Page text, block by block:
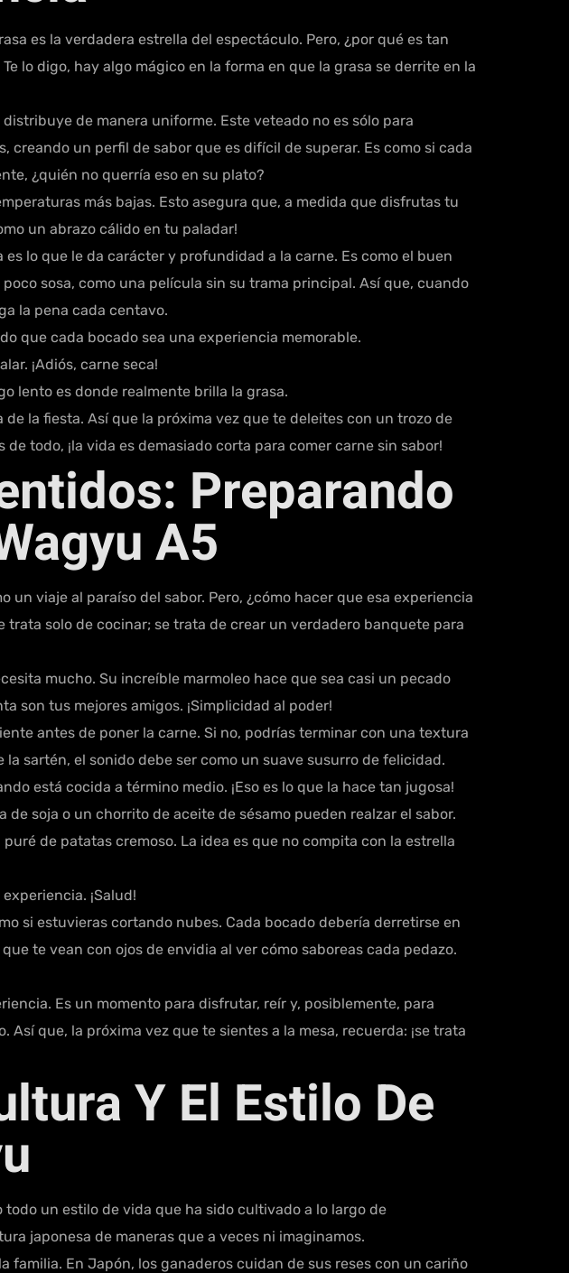
es la verdadera estrella del espectáculo. Pero, ¿por qué es tan
lo digo, hay algo mágico en la forma en que la grasa se derrite en la
de manera uniforme. Este veteado no es sólo para
creando un perfil de sabor que es difícil de superar. Es como si cada
¿quién no querría eso en su plato?
más bajas. Esto asegura que, a medida que disfrutas tu
un abrazo cálido en tu paladar!
lo que le da carácter y profundidad a la carne. Es como el buen
sosa, como una película sin su trama principal. Así que, cuando
la pena cada centavo.
que cada bocado sea una experiencia memorable.
¡Adiós, carne seca!
lento es donde realmente brilla la grasa.
la fiesta. Así que la próxima vez que te deleites con un trozo de
todo, ¡la vida es demasiado corta para comer carne sin sabor!
Preparando
A5
viaje al paraíso del sabor. Pero, ¿cómo hacer que esa experiencia
solo de cocinar; se trata de crear un verdadero banquete para
mucho. Su increíble marmoleo hace que sea casi un pecado
son tus mejores amigos. ¡Simplicidad al poder!
antes de poner la carne. Si no, podrías terminar con una textura
sartén, el sonido debe ser como un suave susurro de felicidad.
está cocida a término medio. ¡Eso es lo que la hace tan jugosa!
soja o un chorrito de aceite de sésamo pueden realzar el sabor.
de patatas cremoso. La idea es que no compita con la estrella
¡Salud!
si estuvieras cortando nubes. Cada bocado debería derretirse en
te vean con ojos de envidia al ver cómo saboreas cada pedazo.
Es un momento para disfrutar, reír y, posiblemente, para
que, la próxima vez que te sientes a la mesa, recuerda: ¡se trata
Y El Estilo De
un estilo de vida que ha sido cultivado a lo largo de
japonesa de maneras que a veces ni imaginamos.
familia. En Japón, los ganaderos cuidan de sus reses con un cariño